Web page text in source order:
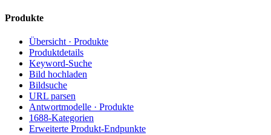
Produkte
Übersicht · Produkte
Produktdetails
Keyword-Suche
Bild hochladen
Bildsuche
URL parsen
Antwortmodelle · Produkte
1688-Kategorien
Erweiterte Produkt-Endpunkte